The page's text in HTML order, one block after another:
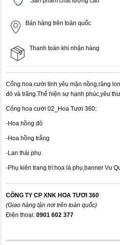
Bán hàng trên toàn quốc
Thanh toán khi nhận hàng
Cổng hoa cưới tình yêu mặn nồng,răng
đỏ và trăng.Thể hiện sự hạnh phúc,yêu
Cổng hoa cưới 02_Hoa Tươi 360:
-Hoa hồng đỏ
-Hoa hồng trắng
-Lan thái phụ
-Phụ kiên trang trí:hoa lá phụ,banner Vu
CÔNG TY CP XNK HOA TƯƠI 360
(Giao hàng tận nơi trên toàn quốc)
Điện thoại:0901 602 377